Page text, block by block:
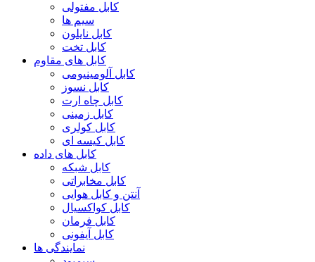
کابل مفتولی
سیم ها
کابل نایلون
کابل تخت
کابل های مقاوم
کابل آلومینیومی
کابل نسوز
کابل چاه ارت
کابل زمینی
کابل کولری
کابل کیسه ای
کابل های داده
کابل شبکه
کابل مخابراتی
آنتن و کابل هوایی
کابل کواکسیال
کابل فرمان
کابل آیفونی
نمایندگی ها